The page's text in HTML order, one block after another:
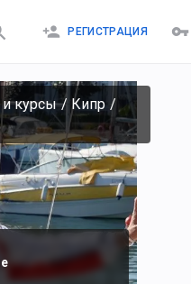
РЕГИСТРАЦИЯ
курсы/ Кипр /